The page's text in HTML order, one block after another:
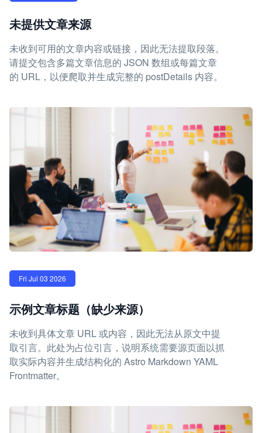
未提供文章来源
未收到可用的文章内容或链接，因此无法提取段落。
请提交包含多篇文章信息的 JSON 数组或每篇文章
的 URL，以便爬取并生成完整的 postDetails 内容。
Fri Jul 03 2026
示例文章标题（缺少来源）
未收到具体文章 URL 或内容，因此无法从原文中提
取引言。此处为占位引言，说明系统需要源页面以抓
取实际内容并生成结构化的 Astro Markdown YAML
Frontmatter。